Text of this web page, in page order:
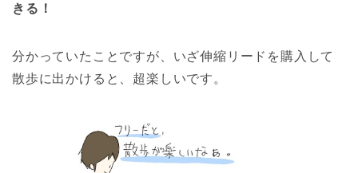
きる！
分かっていたことですが、いざ伸縮リードを購入して
散歩に出かけると、超楽しいです。